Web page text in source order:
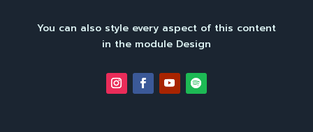
You can also style every aspect of this content
in the module Design